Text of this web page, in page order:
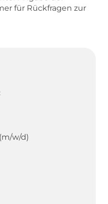
für Rückfragen zur
w/d)